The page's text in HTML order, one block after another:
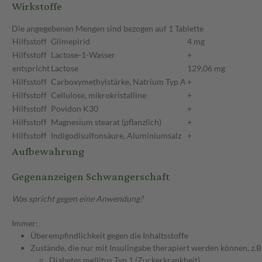
Wirkstoffe
Die angegebenen Mengen sind bezogen auf 1 Tablette
Hilfsstoff Glimepirid
4 mg
Hilfsstoff Lactose-1-Wasser
+
entsprichtLactose
129,06 mg
Hilfsstoff Carboxymethylstärke, Natrium Typ A +
Hilfsstoff Cellulose, mikrokristalline
+
Hilfsstoff Povidon K30
+
Hilfsstoff Magnesium stearat (pflanzlich)
+
Hilfsstoff Indigodisulfonsäure, Aluminiumsalz +
Aufbewahrung
Gegenanzeigen Schwangerschaft
Was spricht gegen eine Anwendung?
Immer:
Überempfindlichkeit gegen die Inhaltsstoffe
Zustände, die nur mit Insulingabe therapiert werden können,
Diabetes mellitus Typ 1 (Zuckerkrankheit)